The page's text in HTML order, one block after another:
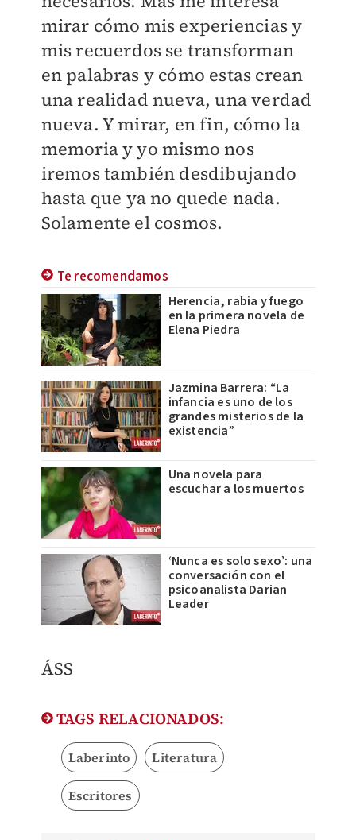
mirar cómo mis experiencias y
mis recuerdos se transforman
en palabras y cómo estas crean
una realidad nueva, una verdad
nueva. Y mirar, en fin, cómo la
memoria y yo mismo nos
iremos también desdibujando
hasta que ya no quede nada.
Solamente el cosmos.
Te recomendamos
Herencia, rabia y fuego
en la primera novela de
Elena Piedra
Jazmina Barrera: “La
infancia es uno de los
grandes misterios de la
existencia”
Una novela para
escuchar a los muertos
‘Nunca es solo sexo’: una
conversación con el
psicoanalista Darian
Leader
ÁSS
TAGS RELACIONADOS:
Laberinto Literatura
Escritores